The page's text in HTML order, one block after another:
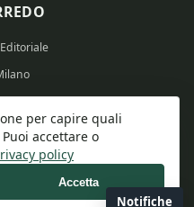
i diritti riservati.
per capire quali
accettare o
policy
Accetta
Notifiche